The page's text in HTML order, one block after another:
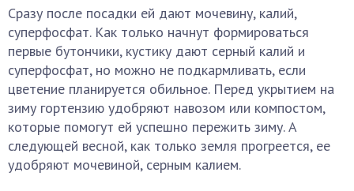
Сразу после посадки ей дают мочевину, калий,
суперфосфат. Как только начнут формироваться
первые бутончики, кустику дают серный калий и
суперфосфат, но можно не подкармливать, если
цветение планируется обильное. Перед укрытием на
зиму гортензию удобряют навозом или компостом,
которые помогут ей успешно пережить зиму. А
следующей весной, как только земля прогреется, ее
удобряют мочевиной, серным калием.